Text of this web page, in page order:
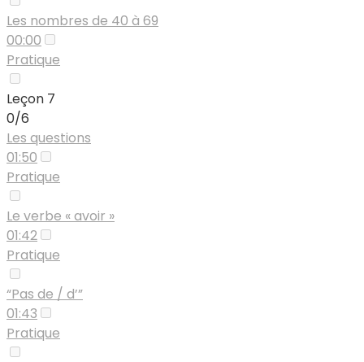
Les nombres de 40 à 69
00:00
Pratique
Leçon 7
0/6
Les questions
01:50
Pratique
Le verbe « avoir »
01:42
Pratique
“Pas de / d’”
01:43
Pratique